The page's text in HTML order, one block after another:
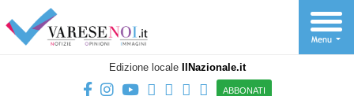
Edizione locale IlNazionale.it
ABBONATI